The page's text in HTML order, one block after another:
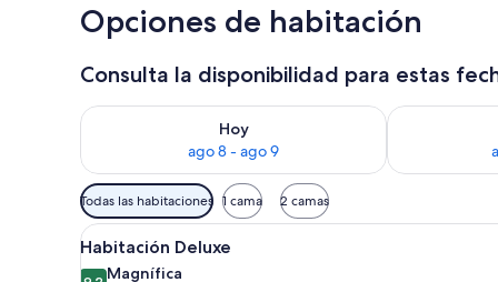
Opciones de habitación
Consulta la disponibilidad para estas
Hoy
ago 8 - ago 9
Consulta la disponibilidad para hoy ago 8 - ago 9
Consulta la
Filtros
disponibles
para
las
Todas las habitaciones 1 cama 2 camas
Abrir
todas
Una cama bien hecha con
19
Habitación Deluxe
Magnífica